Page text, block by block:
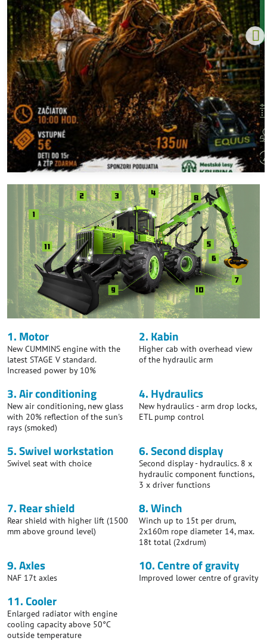
1. Motor
New CUMMINS engine with the
latest STAGE V standard.
Increased power by 10%
2. Kabin
Higher cab with overhead view
of the hydraulic arm
3. Air conditioning
New air conditioning, new glass
with 20% reflection of the sun's
rays (smoked)
4. Hydraulics
New hydraulics - arm drop locks,
ETL pump control
5. Swivel workstation
Swivel seat with choice
6. Second display
Second display - hydraulics. 8 x
hydraulic component functions,
3 x driver functions
7. Rear shield
Rear shield with higher lift (1500
mm above ground level)
8. Winch
Winch up to 15t per drum,
2x160m rope diameter 14, max.
18t total (2xdrum)
9. Axles
NAF 17t axles
10. Centre of gravity
Improved lower centre of gravity
11. Cooler
Enlarged radiator with engine
cooling capacity above 50°C
outside temperature